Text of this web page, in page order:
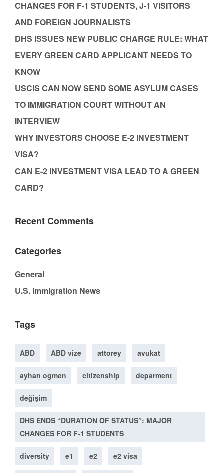
CHANGES FOR F-1 STUDENTS, J-1 VISITORS
AND FOREIGN JOURNALISTS
DHS ISSUES NEW PUBLIC CHARGE RULE: WHAT
EVERY GREEN CARD APPLICANT NEEDS TO
KNOW
USCIS CAN NOW SEND SOME ASYLUM CASES
TO IMMIGRATION COURT WITHOUT AN
INTERVIEW
WHY INVESTORS CHOOSE E-2 INVESTMENT
VISA?
CAN E-2 INVESTMENT VISA LEAD TO A GREEN
CARD?
Recent Comments
Categories
General
U.S. Immigration News
Tags
ABD ABD vize attorey avukat
ayhan ogmen citizenship deparment
değişim
DHS ENDS “DURATION OF STATUS”: MAJOR
CHANGES FOR F-1 STUDENTS
diversity e1 e2 e2 visa